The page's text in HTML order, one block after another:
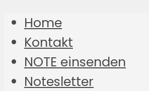
Home
Kontakt
NOTE einsenden
Notesletter